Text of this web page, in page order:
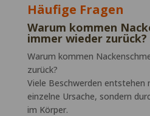
Häufige Fragen
Warum kommen
immer wieder zurück?
Warum kommen
zurück?
Viele Beschwerden entstehen
einzelne Ursache, sondern
im Körper.